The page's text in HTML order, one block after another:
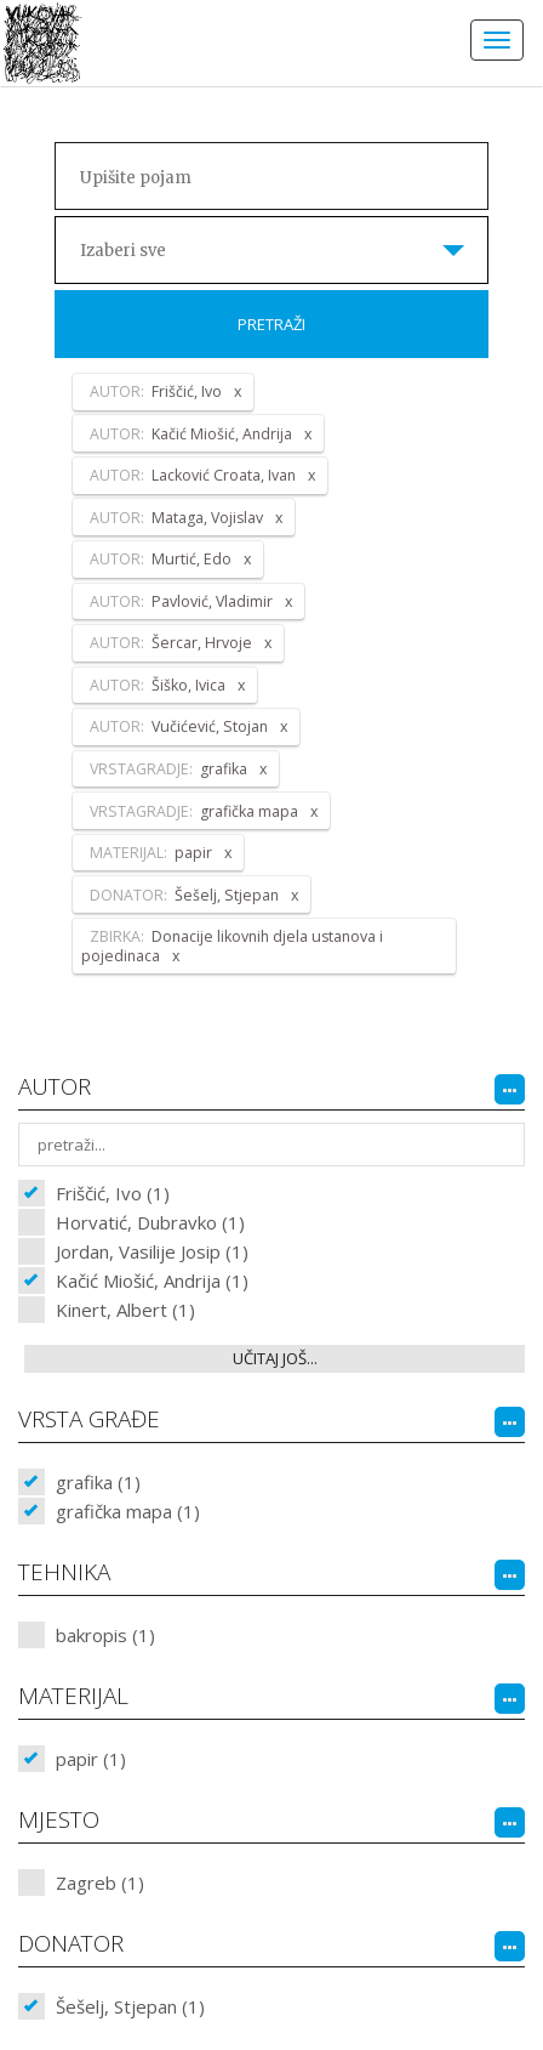
Izaberi sve
PRETRAŽI
AUTOR: Friščić, Ivo
AUTOR: Kačić Miošić, Andrija
AUTOR: Lacković Croata, Ivan
AUTOR: Mataga, Vojislav
AUTOR: Murtić, Edo
AUTOR: Pavlović, Vladimir
AUTOR: Šercar, Hrvoje
AUTOR: Šiško, Ivica
AUTOR: Vučićević, Stojan
VRSTAGRADJE: grafika
VRSTAGRADJE: grafička mapa
MATERIJAL: papir
DONATOR: Šešelj, Stjepan
ZBIRKA: Donacije likovnih djela ustanova i
pojedinaca
AUTOR
Friščić, Ivo (1)
Horvatić, Dubravko (1)
Jordan, Vasilije Josip (1)
Kačić Miošić, Andrija (1)
Kinert, Albert (1)
UČITAJ JOŠ...
VRSTA GRAĐE
grafika (1)
grafička mapa (1)
TEHNIKA
bakropis (1)
MATERIJAL
papir (1)
MJESTO
Zagreb (1)
DONATOR
Šešelj, Stjepan (1)